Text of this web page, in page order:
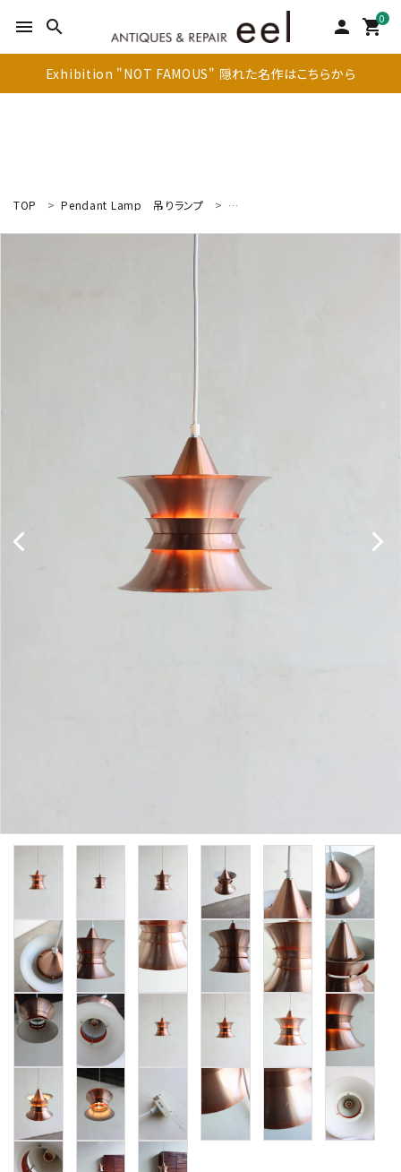
menu search person 0
shopping_cart
Exhibition "NOT FAMOUS" 隠れた名作はこちらから
卸販売
デザイナーまとめ
アフターケア
メンテナンスについて
ギャラリー・シーン
納品事例
エキシビジョン・展示会
過去販売
TOP Pendant Lamp 吊りランプ Pendant Lamp